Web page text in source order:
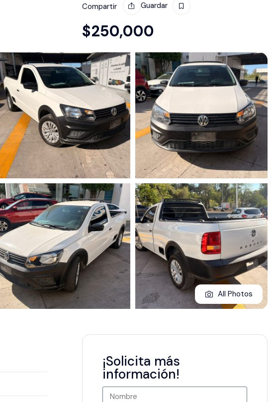
Compartir Guardar
$250,000
All Photos
¡Solicita más
información!